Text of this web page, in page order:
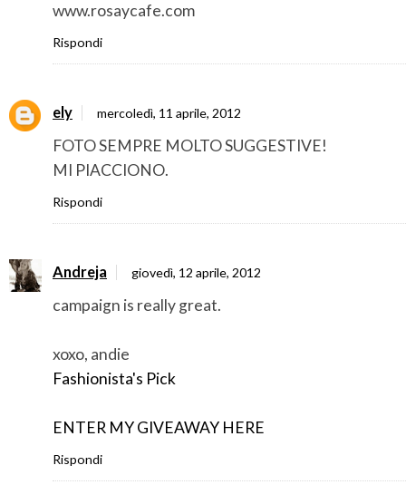
www.rosaycafe.com
Rispondi
ely mercoledì, 11 aprile, 2012
FOTO SEMPRE MOLTO SUGGESTIVE!
MI PIACCIONO.
Rispondi
Andreja giovedì, 12 aprile, 2012
campaign is really great.
xoxo, andie
Fashionista's Pick
ENTER MY GIVEAWAY HERE
Rispondi